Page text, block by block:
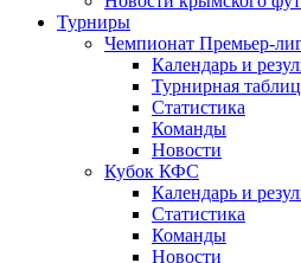
Турниры
Чемпионат Премьер-
Календарь и
Турнирная
Статистика
Команды
Новости
Кубок КФС
Календарь и
Статистика
Команды
Новости